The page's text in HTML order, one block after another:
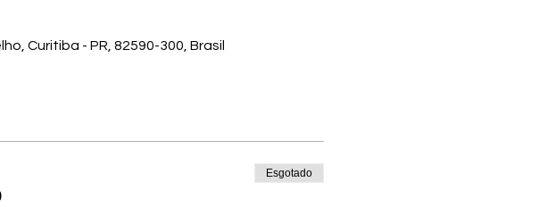
Curitiba - PR, 82590-300, Brasil
Esgotado